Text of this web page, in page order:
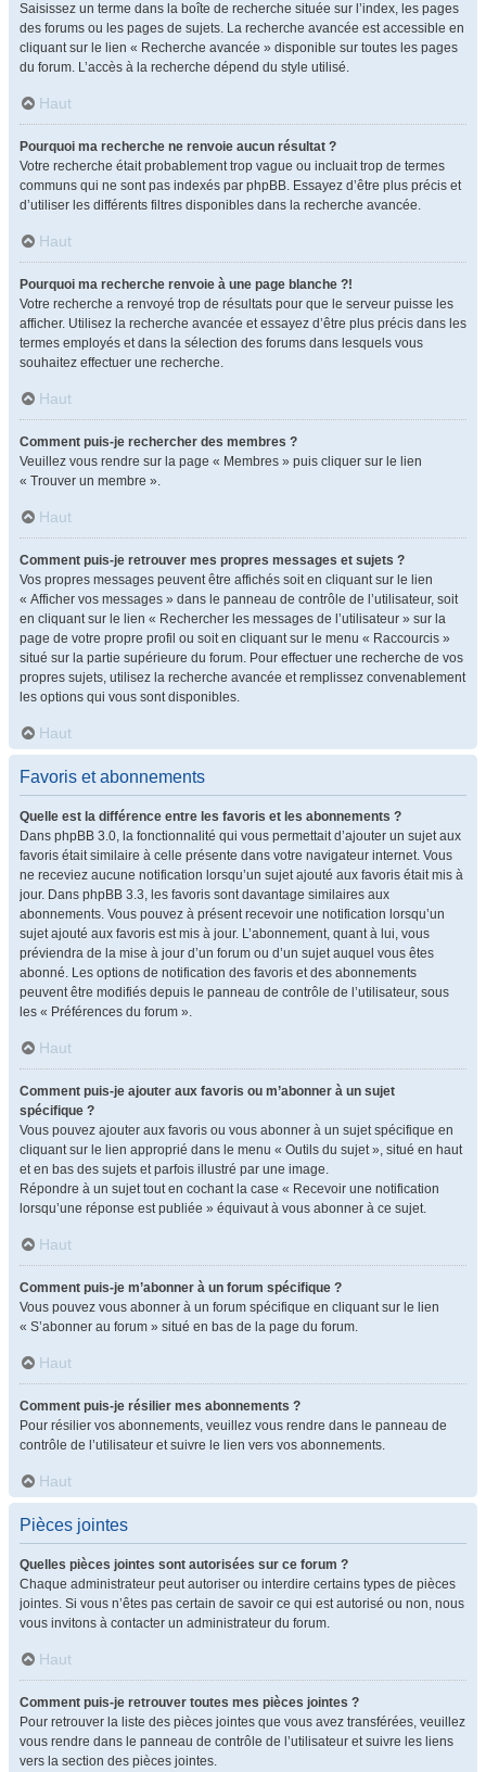
Saisissez un terme dans la boîte de recherche située sur l’index, les pages
des forums ou les pages de sujets. La recherche avancée est accessible en
cliquant sur le lien « Recherche avancée » disponible sur toutes les pages
du forum. L’accès à la recherche dépend du style utilisé.
Haut
Pourquoi ma recherche ne renvoie aucun résultat ?
Votre recherche était probablement trop vague ou incluait trop de termes
communs qui ne sont pas indexés par phpBB. Essayez d’être plus précis et
d’utiliser les différents filtres disponibles dans la recherche avancée.
Haut
Pourquoi ma recherche renvoie à une page blanche ?!
Votre recherche a renvoyé trop de résultats pour que le serveur puisse les
afficher. Utilisez la recherche avancée et essayez d’être plus précis dans les
termes employés et dans la sélection des forums dans lesquels vous
souhaitez effectuer une recherche.
Haut
Comment puis-je rechercher des membres ?
Veuillez vous rendre sur la page « Membres » puis cliquer sur le lien
« Trouver un membre ».
Haut
Comment puis-je retrouver mes propres messages et sujets ?
Vos propres messages peuvent être affichés soit en cliquant sur le lien
« Afficher vos messages » dans le panneau de contrôle de l’utilisateur, soit
en cliquant sur le lien « Rechercher les messages de l’utilisateur » sur la
page de votre propre profil ou soit en cliquant sur le menu « Raccourcis »
situé sur la partie supérieure du forum. Pour effectuer une recherche de vos
propres sujets, utilisez la recherche avancée et remplissez convenablement
les options qui vous sont disponibles.
Haut
Favoris et abonnements
Quelle est la différence entre les favoris et les abonnements ?
Dans phpBB 3.0, la fonctionnalité qui vous permettait d’ajouter un sujet aux
favoris était similaire à celle présente dans votre navigateur internet. Vous
ne receviez aucune notification lorsqu’un sujet ajouté aux favoris était mis à
jour. Dans phpBB 3.3, les favoris sont davantage similaires aux
abonnements. Vous pouvez à présent recevoir une notification lorsqu’un
sujet ajouté aux favoris est mis à jour. L’abonnement, quant à lui, vous
préviendra de la mise à jour d’un forum ou d’un sujet auquel vous êtes
abonné. Les options de notification des favoris et des abonnements
peuvent être modifiés depuis le panneau de contrôle de l’utilisateur, sous
les « Préférences du forum ».
Haut
Comment puis-je ajouter aux favoris ou m’abonner à un sujet
spécifique ?
Vous pouvez ajouter aux favoris ou vous abonner à un sujet spécifique en
cliquant sur le lien approprié dans le menu « Outils du sujet », situé en haut
et en bas des sujets et parfois illustré par une image.
Répondre à un sujet tout en cochant la case « Recevoir une notification
lorsqu’une réponse est publiée » équivaut à vous abonner à ce sujet.
Haut
Comment puis-je m’abonner à un forum spécifique ?
Vous pouvez vous abonner à un forum spécifique en cliquant sur le lien
« S’abonner au forum » situé en bas de la page du forum.
Haut
Comment puis-je résilier mes abonnements ?
Pour résilier vos abonnements, veuillez vous rendre dans le panneau de
contrôle de l’utilisateur et suivre le lien vers vos abonnements.
Haut
Pièces jointes
Quelles pièces jointes sont autorisées sur ce forum ?
Chaque administrateur peut autoriser ou interdire certains types de pièces
jointes. Si vous n’êtes pas certain de savoir ce qui est autorisé ou non, nous
vous invitons à contacter un administrateur du forum.
Haut
Comment puis-je retrouver toutes mes pièces jointes ?
Pour retrouver la liste des pièces jointes que vous avez transférées, veuillez
vous rendre dans le panneau de contrôle de l’utilisateur et suivre les liens
vers la section des pièces jointes.